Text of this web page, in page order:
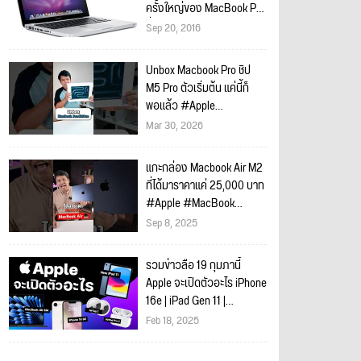
ครั้งใหญ่ของ MacBook Pro
ซึ่งอาจจะตัดช่องหูฟังออก
Sep 20, 2016
Unbox Macbook Pro ชิป
M5 Pro ตัวเริ่มต้น แค่นี้ก็
พอแล้ว #Apple
#MacBook
Mar 30, 2026
แกะกล่อง Macbook Air M2
ที่ได้มาราคาแค่ 25,000 บาท
#Apple #MacBook
#รอบรู้ไอที #ของดีบอกต่อ
Sep 8, 2025
รวมข่าวลือ 19 กุมภานี้
Apple จะเปิดตัวอะไร iPhone
16e | iPad Gen 11 |
Macbook Air ??
Feb 18, 2025